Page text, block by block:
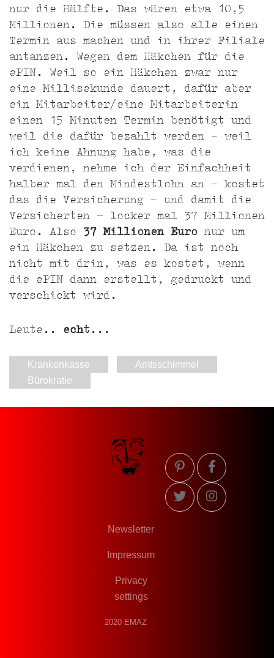
nur die Hälfte. Das wären etwa 10,5
Millionen. Die müssen also alle einen
Termin aus machen und in ihrer Filiale
antanzen. Wegen dem Häkchen für die
ePIN. Weil so ein Häkchen zwar nur
eine Millisekunde dauert, dafür aber
ein Mitarbeiter/eine Mitarbeiterin
einen 15 Minuten Termin benötigt und
weil die dafür bezahlt werden - weil
ich keine Ahnung habe, was die
verdienen, nehme ich der Einfachheit
halber mal den Mindestlohn an - kostet
das die Versicherung - und damit die
Versicherten - locker mal 37 Millionen
Euro. Also
37 Millionen Euro nur um
ein Häkchen zu setzen. Da ist noch
nicht mit drin, was es kostet, wenn
die ePIN dann erstellt, gedruckt und
verschickt wird.
Leute.. echt ...
Krankenkasse
Amtsschimmel
Bürokratie
Newsletter
Impressum
Privacy
settings
2020 EMAZ